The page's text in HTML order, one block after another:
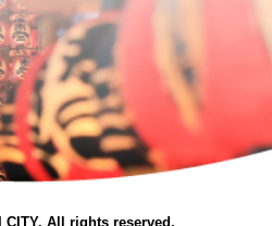
All rights reserved.